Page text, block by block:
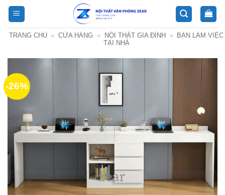
Bỏ
qua
nội
TRANG CHỦ » CỬA HÀNG » NỘI THẤT GIA ĐÌNH »
BÀN LÀM VIỆC
TẠI NHÀ
-26%